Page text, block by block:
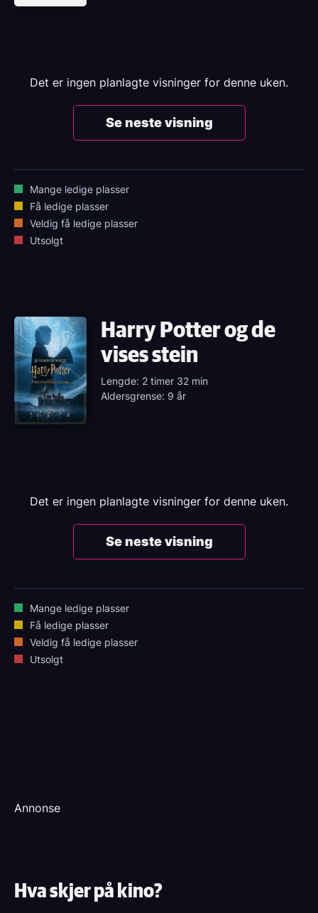
Det er ingen planlagte visninger for denne uken.
Se neste visning
Mange ledige plasser
Få ledige plasser
Veldig få ledige plasser
Utsolgt
Harry Potter og de
vises stein
Lengde: 2 timer 32 min
Aldersgrense: 9 år
Det er ingen planlagte visninger for denne uken.
Se neste visning
Mange ledige plasser
Få ledige plasser
Veldig få ledige plasser
Utsolgt
Annonse
Hva skjer på kino?